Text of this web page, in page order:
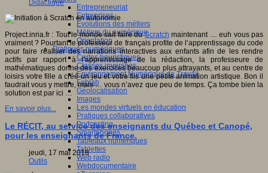
Entrepreneuriat
Entreprises
Evolutions des métiers
Métiers du numérique
Orientation
Pratiques numériques
Cartes heuristiques
Classes inversées
Environnement Numérique de Travail
Fablab
Géolocalisation
Images
Les mondes virtuels en éducation
Pratiques collaboratives
Podcasting
Smartphones
Tableaux numériques
Tablettes
Web radio
Webdocumentaire
Didactique
Project.inria.fr : Tout le monde sait faire duScratch maintenant … euh vous pas
vraiment ? Pourtant le professeur de français profite de l’apprentissage du code
pour faire réaliser des narrations interactives aux enfants afin de les rendre
actifs par rapport à l’apprentissage de la rédaction, la professeure de
mathématiques donne des exercices beaucoup plus attrayants, et au centre de
loisirs votre fille a créé un jeu et votre fils une petite animation artistique. Bon il
faudrait vous y mettre, mais … vous n’avez que peu de temps. Ça tombe bien la
solution est par ici …
En savoir plus...
Le RÉCIT, au service des enseignants du Québec et Canopé,
pour les enseignants de France.
jeudi, 17 mai 2018
Outils